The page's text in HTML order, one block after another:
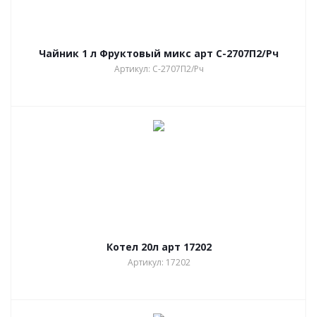
Чайник 1 л Фруктовый микс арт С-2707П2/Рч
Артикул: С-2707П2/Рч
Котел 20л арт 17202
Артикул: 17202